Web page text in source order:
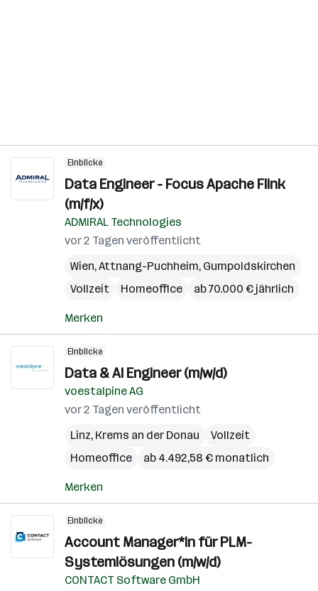
Einblicke
Data Engineer - Focus Apache Flink
(m/f/x)
ADMIRAL Technologies
vor 2 Tagen veröffentlicht
Wien,Attnang-Puchheim, Gumpoldskirchen
Vollzeit
Homeoffice ab 70.000 € jährlich
Merken
Einblicke
Data & AI Engineer (m/w/d)
voestalpine AG
vor 2 Tagen veröffentlicht
Linz, Krems an der Donau
Vollzeit
Homeoffice
ab 4.492,58 € monatlich
Merken
Einblicke
Account Manager*in für PLM-
Systemlösungen (m/w/d)
CONTACT Software GmbH